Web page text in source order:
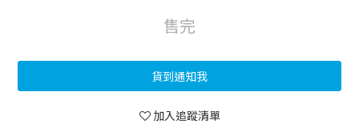
售完
貨到通知我
加入追蹤清單